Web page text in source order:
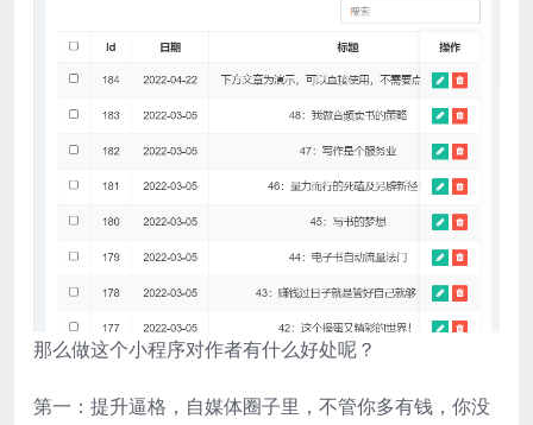
那么做这个小程序对作者有什么好处呢？
第一：提升逼格，自媒体圈子里，不管你多有钱，你没